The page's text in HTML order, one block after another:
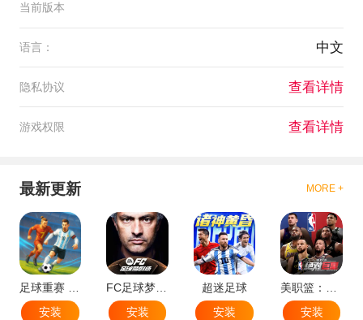
当前版本
语言： 中文
隐私协议 查看详情
游戏权限 查看详情
最新更新 MORE +
安装
安装
超迷足球
安装
安装